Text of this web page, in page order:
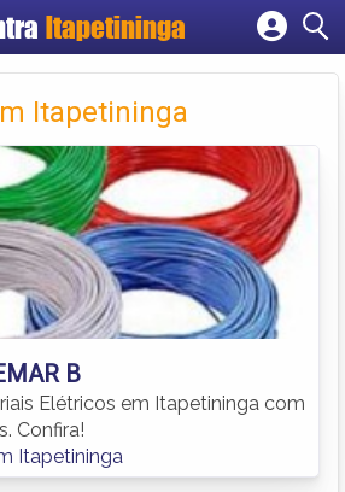
Itapetininga
Cadastrar empresa
Criar conta
Itapetininga
B
Elétricos em Itapetininga com
Confira!
Itapetininga